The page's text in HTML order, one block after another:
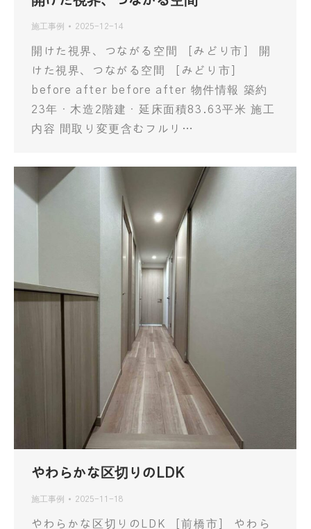
施工事例 2025-12-14
開けた視界、つながる空間 ［みどり市］ 開
けた視界、つながる空間 ［みどり市］
before after before after 物件情報 築約
23年・木造2階建・延床面積83.63平米 施工
内容 間取り変更含むフルリ…
やわらかな区切りのLDK
施工事例 2025-11-18
やわらかな区切りのLDK ［前橋市］ やわら